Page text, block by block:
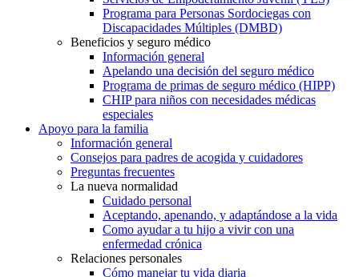
Programa para Personas Sordociegas con
Discapacidades Múltiples (DMBD)
Beneficios y seguro médico
Información general
Apelando una decisión del seguro médico
Programa de primas de seguro médico (HIPP)
CHIP para niños con necesidades médicas
especiales
Apoyo para la familia
Información general
Consejos para padres de acogida y cuidadores
Preguntas frecuentes
La nueva normalidad
Cuidado personal
Aceptando, apenando, y adaptándose a la vida
Como ayudar a tu hijo a vivir con una
enfermedad crónica
Relaciones personales
Cómo manejar tu vida diaria